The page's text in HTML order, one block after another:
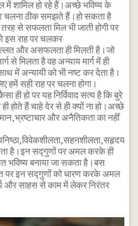
में शामिल हो रहे हैं।अच्छे भविष्य के
चलना ठीक समझते हैं।हो सकता है
से सफलता मिल भी जाती होगी पर
इस राह पर चलकर
और असफलता ही मिलती है।जो
से मिलता है वह अन्याय मार्ग में ही
में अन्यायी को भी नष्ट कर देता है।
हमें सही राह पर चलना होगा।
ही हो पर यह निर्विवाद सत्य है कि बुरे
होते हैं चाहे देर से ही क्यों ना हो।अच्छे
और अनैतिकता का नहीं
है।इन सद्गुणों पर अमल करके ही
भविष्य बनाया जा सकता है।बस
पर इन सद्गुणों को धारण करके अमल
और साहस से काम में लेकर निरंतर